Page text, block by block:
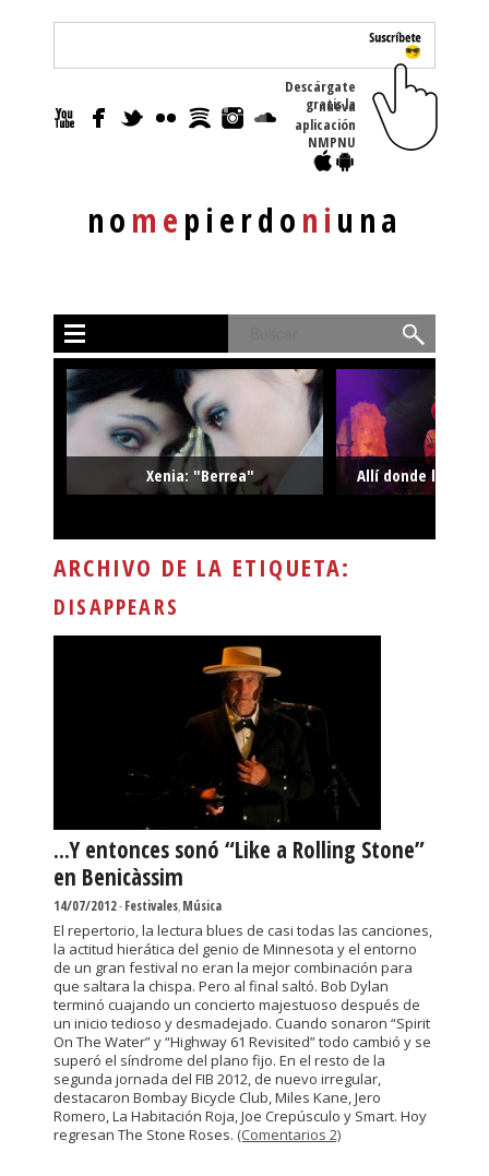
nomepierdoniuna
Descárgate
gratis la nueva
aplicación
NMPNU
Xenia: "Berrea" Allí donde la
ARCHIVO DE LA ETIQUETA:
DISAPPEARS
...Y entonces sonó “Like a Rolling Stone”
en Benicàssim
14/07/2012-Festivales,Música
El repertorio, la lectura blues de casi todas las canciones,
la actitud hierática del genio de Minnesota y el entorno
de un gran festival no eran la mejor combinación para
que saltara la chispa. Pero al final saltó. Bob Dylan
terminó cuajando un concierto majestuoso después de
un inicio tedioso y desmadejado. Cuando sonaron “Spirit
On The Water” y “Highway 61 Revisited” todo cambió y se
superó el síndrome del plano fijo. En el resto de la
segunda jornada del FIB 2012, de nuevo irregular,
destacaron Bombay Bicycle Club, Miles Kane, Jero
Romero, La Habitación Roja, Joe Crepúsculo y Smart. Hoy
regresan The Stone Roses. (Comentarios 2)